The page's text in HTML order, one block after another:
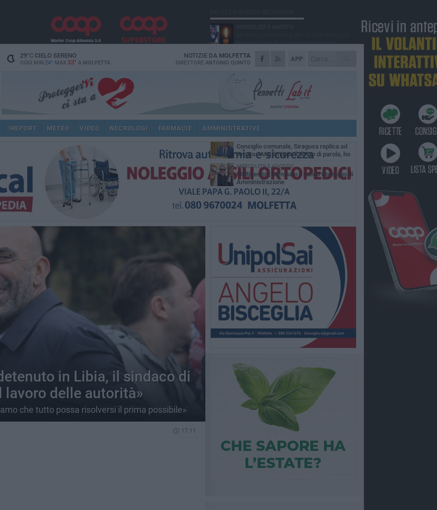
29°CCIELO SERENO
OGGI MIN 24° MAX 33° A MOLFETTA
APP
NOTIZIE DA MOLFETTA
DIRETTORE ANTONIO QUINTO
IREPORT METEO VIDEO NECROLOGI FARMACIE AMMINISTRATIVE
in Libia, il sindaco di
lavoro delle autorità»
che tutto possa risolversi il prima possibile»
17.11
Michele Cilardi: il ricordo degli amici
GIOVEDÌ 6 AGOSTO
Marittimo molfettese muore a bordo di un
SABATO 1 AGOSTO
La MTM Molfetta cerca autisti e
accompagnatori per gli scuolabus:
pubblicato il bando
GIOVEDÌ 6 AGOSTO
Molfetta piange Marta Maria Pisani, ultima
maestra della sartoria molfettese
SABATO 1 AGOSTO
Consiglio comunale, Siragusa replica ad
Amato: «Mai limitato il diritto di parola, ho
fatto rispettare il regolamento»
MERCOLEDÌ 5 AGOSTO
Multiservizi, nominato il nuovo Consiglio di
Amministrazione